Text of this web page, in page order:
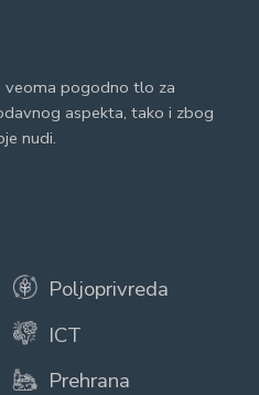
veoma pogodno tlo za
aspekta, tako i zbog
nudi.
Poljoprivreda
ICT
Prehrana